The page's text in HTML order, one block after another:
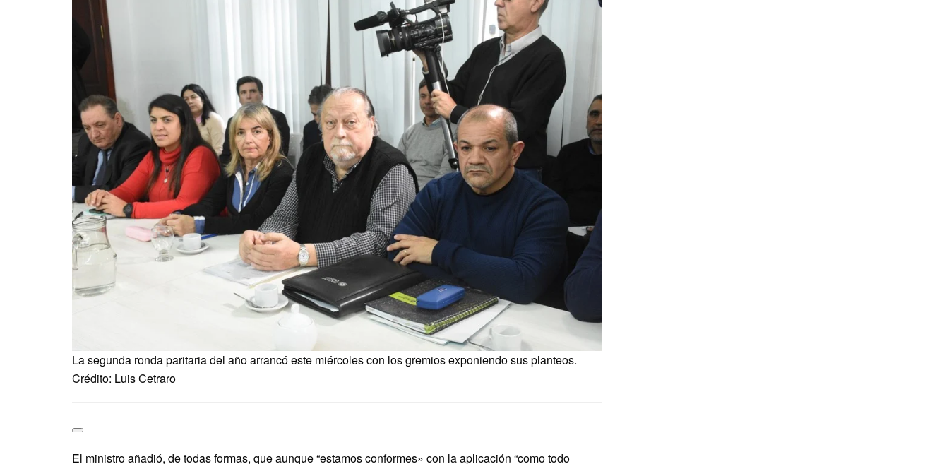
La segunda ronda paritaria del año arrancó este miércoles con los gremios exponiendo sus planteos.
Crédito: Luis Cetraro
El ministro añadió, de todas formas, que aunque “estamos conformes» con la aplicación “como todo